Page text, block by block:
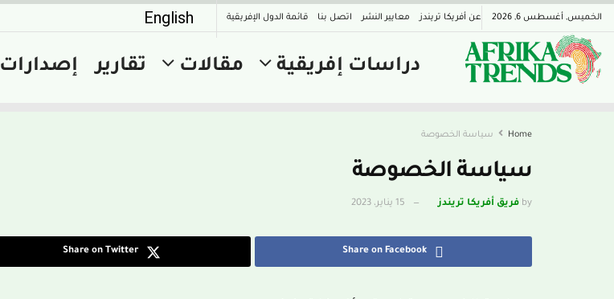
الخميس, أغسطس 6, 2026 عن أفريكا تريندز معايير النشر اتصل بنا قائمة الدول الإفريقية English
دراسات إفريقية مقالات تقارير إصدارات
Home سياسة الخصوصة
سياسة الخصوصة
by فريق أفريكا تريندز 15 يناير، 2023
Share on Facebook
Share on Twitter